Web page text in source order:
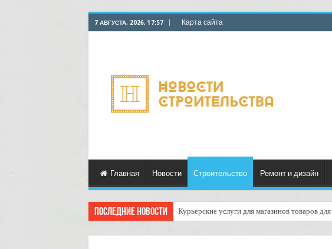
7 АВГУСТА, 2026, 17:57 Карта сайта
Главная Новости Строительство Ремонт и дизайн
Последние новости Курьерские услуги для магазинов товаров
Как организовать доставку с учётом